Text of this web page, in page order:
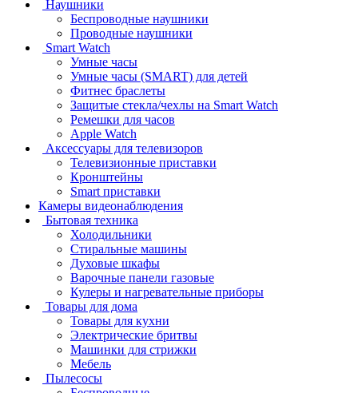
Наушники
Беспроводные наушники
Проводные наушники
Smart Watch
Умные часы
Умные часы (SMART) для детей
Фитнес браслеты
Защитые стекла/чехлы на Smart Watch
Ремешки для часов
Apple Watch
Аксессуары для телевизоров
Телевизионные приставки
Кронштейны
Smart приставки
Камеры видеонаблюдения
Бытовая техника
Холодильники
Стиральные машины
Духовые шкафы
Варочные панели газовые
Кулеры и нагревательные приборы
Товары для дома
Товары для кухни
Электрические бритвы
Машинки для стрижки
Мебель
Пылесосы